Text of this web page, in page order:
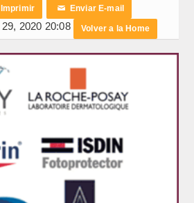
Imprimir ✉ Enviar E-mail
2020 20:08 Volver a la Home